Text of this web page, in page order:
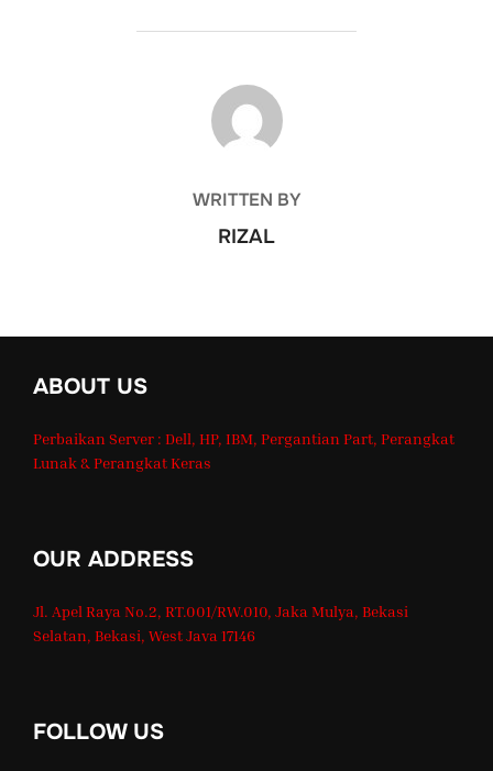
POST AUTHOR
WRITTEN BY
RIZAL
ABOUT US
Perbaikan Server : Dell, HP, IBM, Pergantian Part, Perangkat
Lunak & Perangkat Keras
OUR ADDRESS
Jl. Apel Raya No.2, RT.001/RW.010, Jaka Mulya, Bekasi
Selatan, Bekasi, West Java 17146
FOLLOW US